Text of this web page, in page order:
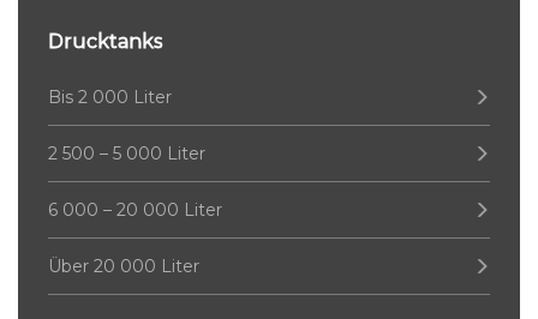
Drucktanks
Bis 2 000 Liter
2 500 – 5 000 Liter
6 000 – 20 000 Liter
Über 20 000 Liter